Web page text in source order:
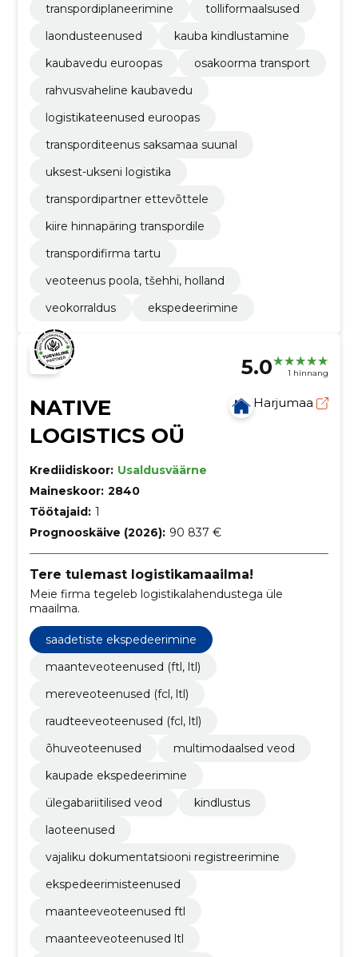
transpordiplaneerimine
tolliformaalsused
laondusteenused
kauba kindlustamine
kaubavedu euroopas
osakoorma transport
rahvusvaheline kaubavedu
logistikateenused euroopas
transporditeenus saksamaa suunal
uksest-ukseni logistika
transpordipartner ettevõttele
kiire hinnapäring transpordile
transpordifirma tartu
veoteenus poola, tšehhi, holland
veokorraldus
ekspedeerimine
5.0 1 hinnang
NATIVE
LOGISTICS OÜ
Harjumaa
Krediidiskoor: Usaldusväärne
Maineskoor: 2840
Töötajaid: 1
Prognooskäive (2026): 90 837 €
Tere tulemast logistikamaailma!
Meie firma tegeleb logistikalahendustega üle
maailma.
saadetiste ekspedeerimine
maanteveoteenused (ftl, ltl)
mereveoteenused (fcl, ltl)
raudteeveoteenused (fcl, ltl)
õhuveoteenused
multimodaalsed veod
kaupade ekspedeerimine
ülegabariitilised veod
kindlustus
laoteenused
vajaliku dokumentatsiooni registreerimine
ekspedeerimisteenused
maanteeveoteenused ftl
maanteeveoteenused ltl